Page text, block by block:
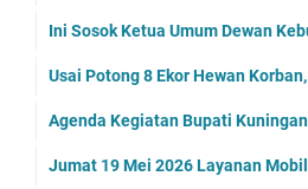
Ini Sosok Ketua Umum Dewan
Usai Potong 8 Ekor Hewan
Agenda Kegiatan Bupati
Jumat 19 Mei 2026 Layanan